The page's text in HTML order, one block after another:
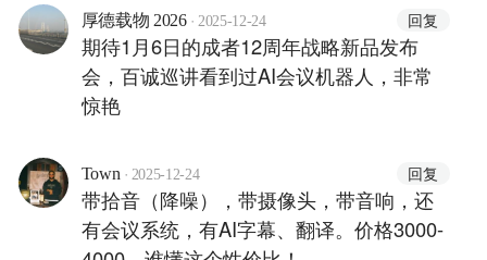
厚德载物 2026 · 2025-12-24 回复
期待1月6日的成者12周年战略新品发布
会，百诚巡讲看到过AI会议机器人，非常
惊艳
Town · 2025-12-24 回复
带拾音（降噪），带摄像头，带音响，还
有会议系统，有AI字幕、翻译。价格3000-